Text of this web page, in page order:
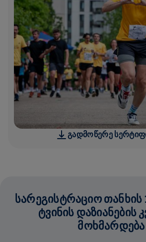
ᲒᲐᲓᲛᲝᲬᲔᲠᲔ
ᲡᲐᲠᲔᲒᲘᲡᲢᲠᲐᲪᲘᲝ ᲗᲐᲜᲮᲘᲡ
ᲢᲕᲘᲜᲘᲡ ᲓᲐᲖᲘᲐᲜᲔᲑᲘᲡ
ᲛᲝᲮᲛᲐᲠᲓᲔᲑᲐ